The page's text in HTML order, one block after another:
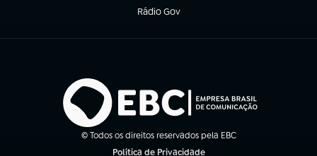
Rádio Gov
(abre em nova aba)
© Todos os direitos reservados pela EBC
Política de Privacidade